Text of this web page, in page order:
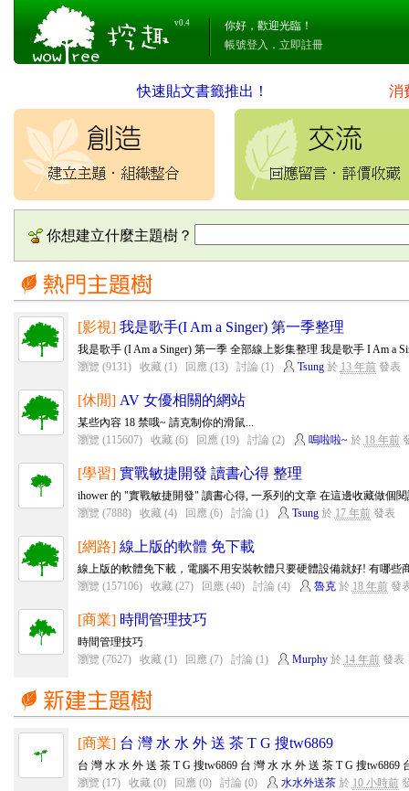
v0.4
你好，歡迎光臨！
帳號登入 ． 立即註冊
快速貼文書籤推出！ 消
你想建立什麼主題樹？
[影視] 我是歌手(I Am a Singer) 第一季整理
我是歌手 (I Am a Singer) 第一季 全部線上影集整理 我是歌手 I Am a
瀏覽 (9131)
收藏 (1) 回應 (13) 討論 (1) Tsung於 13 年前發表
[休閒] AV 女優相關的網站
某些內容 18 禁哦~ 請克制你的滑鼠...
瀏覽 (115607)
收藏 (6) 回應 (19) 討論 (2) 嗚啦啦~ 於 18 年前
[學習] 實戰敏捷開發 讀書心得 整理
ihower 的 "實戰敏捷開發" 讀書心得, 一系列的文章 在這邊收藏做個
瀏覽 (7888)
收藏 (4) 回應 (6) 討論 (1) Tsung於 17 年前發表
[網路] 線上版的軟體 免下載
線上版的軟體免下載，電腦不用安裝軟體只要硬體設備就好! 有哪些
瀏覽 (157106)
收藏 (27) 回應 (40) 討論 (4) 魯克於 18 年前發
[商業] 時間管理技巧
時間管理技巧
瀏覽 (7627)
收藏 (1) 回應 (7) 討論 (1) Murphy於 14 年前發表
[商業] 台 灣 水 水 外 送 茶 T G 搜tw6869
台 灣 水 水 外 送 茶 T G 搜tw6869 台 灣 水 水 外 送 茶 T G 搜tw6869
瀏覽 (17)
收藏 (0) 回應 (0) 討論 (0) 水水外送茶於 10 小時前